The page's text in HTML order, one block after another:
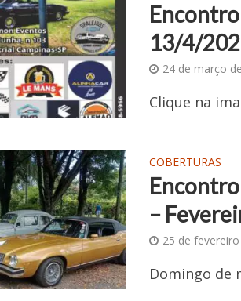
Encontro
13/4/
24 de março
Clique na
COBERTURAS
Encontro
–
25 de
Domingo de